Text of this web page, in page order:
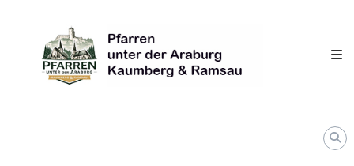
content
unter
derAraburg
Kaumberg